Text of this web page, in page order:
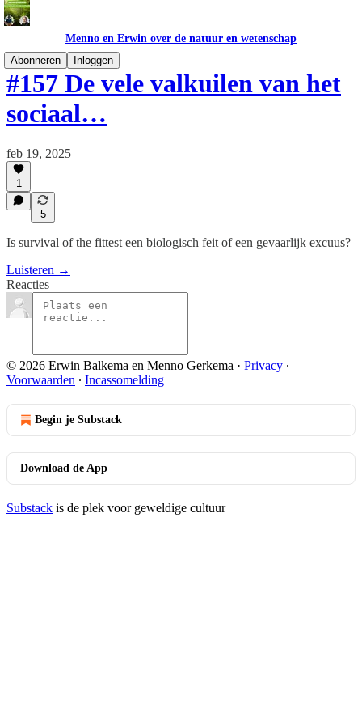
Menno en Erwin over de natuur en wetenschap
Abonneren
Inloggen
#157 De vele valkuilen van het
sociaal…
feb 19, 2025
1
5
Is survival of the fittest een biologisch feit of een gevaarlijk excuus?
Luisteren →
Reacties
© 2026 Erwin Balkema en Menno Gerkema · Privacy ∙
Voorwaarden ∙ Incassomelding
Begin je Substack
Download de App
Substack is de plek voor geweldige cultuur